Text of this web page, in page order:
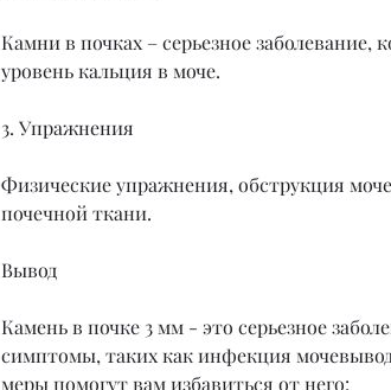
Камни в почках – серьезное заболевание,
уровень кальция в моче.
3. Упражнения
Физические упражнения, обструкция
почечной ткани.
Вывод
Камень в почке 3 мм - это серьезное
симптомы, таких как инфекция
меры помогут вам избавиться от него: